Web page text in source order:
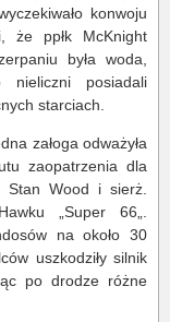
konwoju
że ppłk McKnight
była woda,
nieliczni posiadali
starciach.
załoga odważyła
zaopatrzenia dla
Stan Wood i sierż.
„Super 66„.
na około 30
uszkodziły silnik
po drodze różne